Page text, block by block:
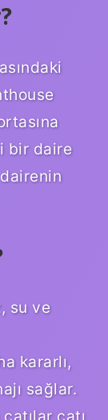
bir daire
su ve
kararlı,
sağlar.